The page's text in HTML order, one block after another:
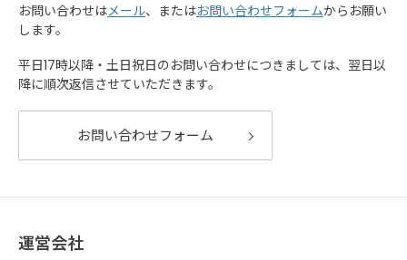
お問い合わせはメール、またはお問い合わせフォームからお願い
します。
平日17時以降・土日祝日のお問い合わせにつきましては、翌日以
降に順次返信させていただきます。
お問い合わせフォーム
運営会社